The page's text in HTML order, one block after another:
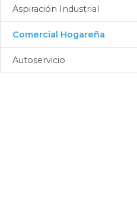
Hidrolavadoras
Lubricación
Limpieza
Aspiración Industrial
Comercial Hogareña
Autoservicio